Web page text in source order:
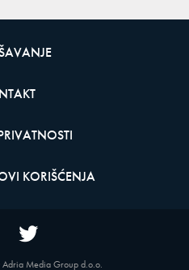
KORIŠĆENJA
Media Group d.o.o.